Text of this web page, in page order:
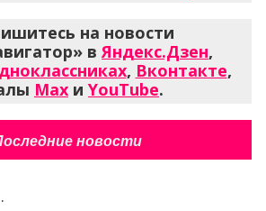
на новости
в Яндекс.Дзен,
, Вконтакте,
Max и YouTube.
новости